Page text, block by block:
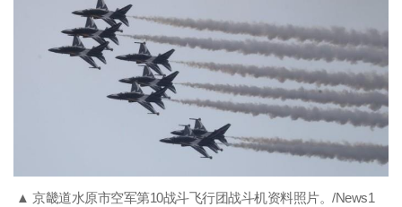
▲ 京畿道水原市空军第10战斗飞行团战斗机资料照片。/News1